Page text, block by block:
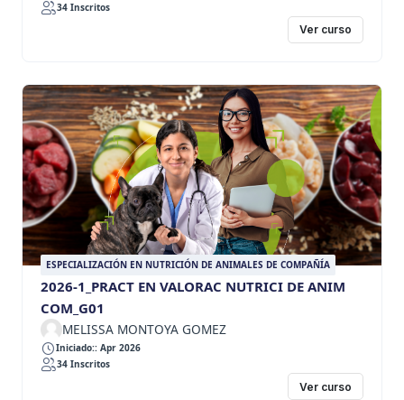
34 Inscritos
Ver curso
ESPECIALIZACIÓN EN NUTRICIÓN DE ANIMALES DE COMPAÑÍA
2026-1_PRACT EN VALORAC NUTRICI DE ANIM
COM_G01
MELISSA MONTOYA GOMEZ
Iniciado:: Apr 2026
34 Inscritos
Ver curso